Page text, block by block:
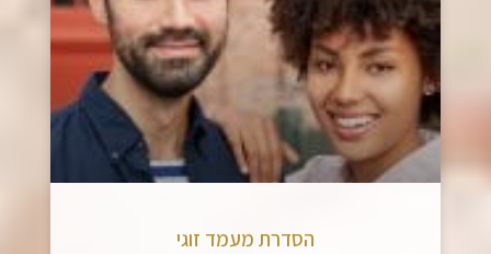
הסדרת מעמד זוגי